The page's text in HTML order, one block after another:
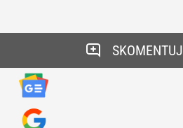
SKOMENTUJ